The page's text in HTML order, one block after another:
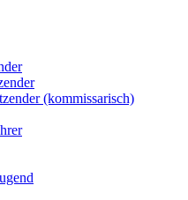
(kommissarisch)